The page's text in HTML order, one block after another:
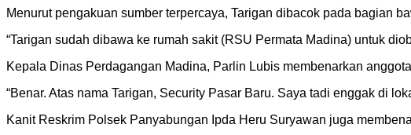
Menurut pengakuan sumber terpercaya, Tarigan dibacok pada bagian
“Tarigan sudah dibawa ke rumah sakit (RSU Permata Madina) untuk
Kepala Dinas Perdagangan Madina, Parlin Lubis membenarkan
“Benar. Atas nama Tarigan, Security Pasar Baru. Saya tadi enggak di
Kanit Reskrim Polsek Panyabungan Ipda Heru Suryawan juga